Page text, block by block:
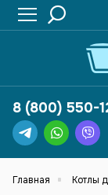
8 (800) 550-
Главная Котлы